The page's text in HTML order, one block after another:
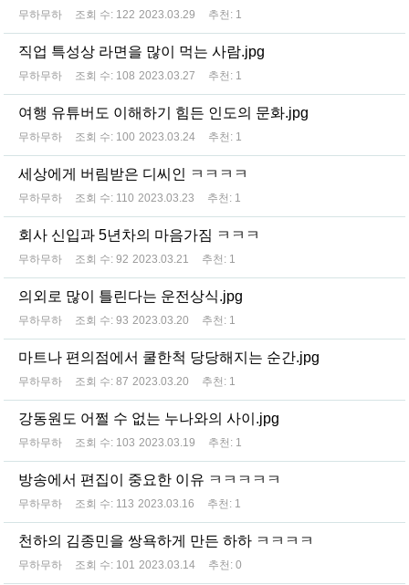
무하무하 조회 수: 122 2023.03.29 추천: 1
직업 특성상 라면을 많이 먹는 사람.jpg
무하무하 조회 수: 108 2023.03.27 추천: 1
여행 유튜버도 이해하기 힘든 인도의 문화.jpg
무하무하 조회 수: 100 2023.03.24 추천: 1
세상에게 버림받은 디씨인 ㅋㅋㅋㅋ
무하무하 조회 수: 110 2023.03.23 추천: 1
회사 신입과 5년차의 마음가짐 ㅋㅋㅋ
무하무하 조회 수: 92 2023.03.21 추천: 1
의외로 많이 틀린다는 운전상식.jpg
무하무하 조회 수: 93 2023.03.20 추천: 1
마트나 편의점에서 쿨한척 당당해지는 순간.jpg
무하무하 조회 수: 87 2023.03.20 추천: 1
강동원도 어쩔 수 없는 누나와의 사이.jpg
무하무하 조회 수: 103 2023.03.19 추천: 1
방송에서 편집이 중요한 이유 ㅋㅋㅋㅋㅋ
무하무하 조회 수: 113 2023.03.16 추천: 1
천하의 김종민을 쌍욕하게 만든 하하 ㅋㅋㅋㅋ
무하무하 조회 수: 101 2023.03.14 추천: 0